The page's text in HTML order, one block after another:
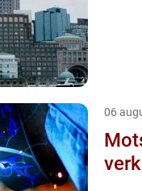
06